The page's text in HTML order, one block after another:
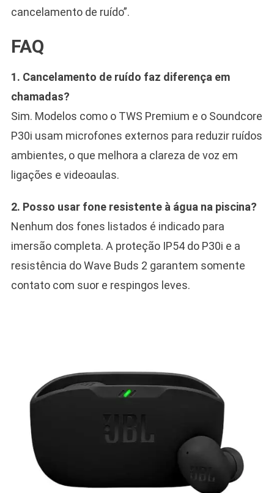
cancelamento de ruído”.
FAQ
1. Cancelamento de ruído faz diferença em
chamadas?
Sim. Modelos como o TWS Premium e o Soundcore
P30i usam microfones externos para reduzir ruídos
ambientes, o que melhora a clareza de voz em
ligações e videoaulas.
2. Posso usar fone resistente à água na piscina?
Nenhum dos fones listados é indicado para
imersão completa. A proteção IP54 do P30i e a
resistência do Wave Buds 2 garantem somente
contato com suor e respingos leves.